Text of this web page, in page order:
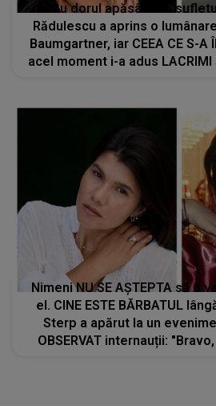
Cu dorul apăsându-i
Rădulescu a aprins o
Baumgartner, iar CEEA CE S-A
acel moment i-a adus LACRIMI
Nimeni NU SE AȘTEPTA să o
el. CINE ESTE BĂRBATUL
Sterp a apărut la un
OBSERVAT internauții: